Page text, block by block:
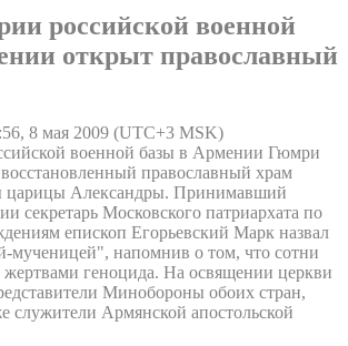
российской военной
открыт православный
8 мая 2009 (UTC+3 MSK)
военной базы в Армении Гюмри
православный храм
Александры. Принимавший
секретарь Московского патриархата по
епископ Егорьевский Марк назвал
мученицей", напомнив о том, что сотни
жертвами геноцида. На освящении церкви
Минобороны обоих стран,
служители Армянской апостольской